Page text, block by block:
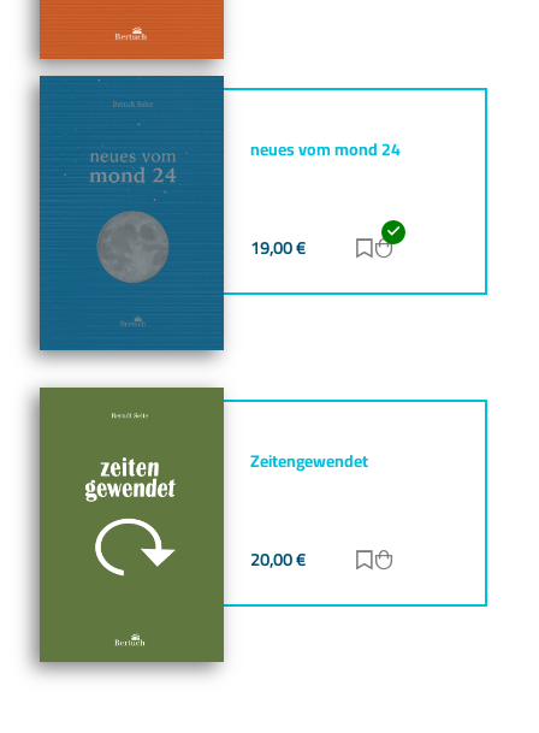
neues vom mond 24
19,00€ Zur Merkliste
Zum Warenkorb
Zeitengewendet
20,00€ Zur Merkliste